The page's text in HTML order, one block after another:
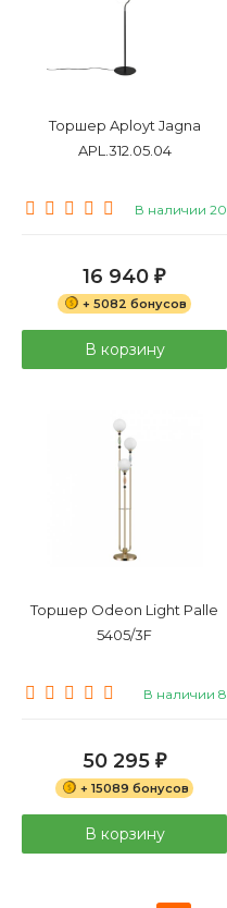
Торшер Aployt Jagna
APL.312.05.04
В наличии 20
16 940 ₽
+ 5082 бонусов
В корзину
Торшер Odeon Light Palle
5405/3F
В наличии 8
50 295 ₽
+ 15089 бонусов
В корзину